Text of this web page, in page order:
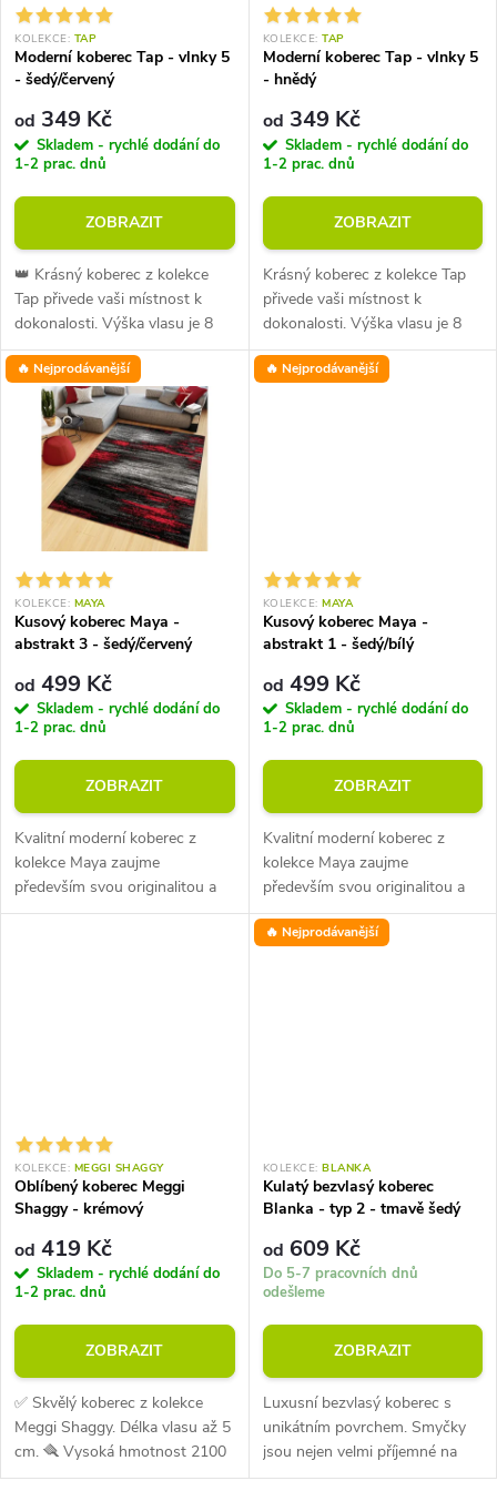
p
r
o
d
u
k
t
s
p
r
o
d
u
k
KOLEKCE: TAP
Moderní koberec Tap - vlnky 5
- šedý/červený
od 349 Kč
Skladem - rychlé dodání do
1-2 prac. dnů
ZOBRAZIT
👑 Krásný koberec z kolekce
Tap přivede vaši místnost k
dokonalosti. Výška vlasu je 8
mm při průměrné
hmotnosti 1350 g/m2. Vysoká
odolnost vůči oděru.
KOLEKCE: TAP
Moderní koberec Tap - vlnky 5
- hnědý
od 349 Kč
Skladem - rychlé dodání do
1-2 prac. dnů
ZOBRAZIT
Krásný koberec z kolekce Tap
přivede vaši místnost k
dokonalosti. Výška vlasu je 8
mm při průměrné
hmotnosti 1350 g/m2. Vysoká
🔥 Nejprodávanější
KOLEKCE: MAYA
Kusový koberec Maya -
abstrakt 3 - šedý/červený
od 499 Kč
Skladem - rychlé dodání do
1-2 prac. dnů
ZOBRAZIT
Kvalitní moderní koberec z
kolekce Maya zaujme
především svou originalitou a
příjemnými materiály. Výška
🔥 Nejprodávanější
KOLEKCE: MAYA
Kusový koberec Maya -
abstrakt 1 - šedý/bílý
od 499 Kč
Skladem - rychlé dodání do
1-2 prac. dnů
ZOBRAZIT
Kvalitní moderní koberec z
kolekce Maya zaujme
především svou originalitou a
příjemnými materiály. Výška
vlasu je 8 mm při průměrné
KOLEKCE: MEGGI SHAGGY
Oblíbený koberec Meggi
Shaggy - krémový
od 419 Kč
Skladem - rychlé dodání do
1-2 prac. dnů
ZOBRAZIT
✅ Skvělý koberec z kolekce
Meggi Shaggy. Délka vlasu až 5
cm. 🪮 Vysoká hmotnost 2100
g na m2. Materiál polypropylen.
🔥 Nejprodávanější
KOLEKCE: BLANKA
Kulatý bezvlasý koberec
Blanka - typ 2 - tmavě šedý
od 609 Kč
Do 5-7 pracovních dnů
odešleme
ZOBRAZIT
Luxusní bezvlasý koberec s
unikátním povrchem. Smyčky
jsou nejen velmi příjemné na
dotek, ale také působí velmi